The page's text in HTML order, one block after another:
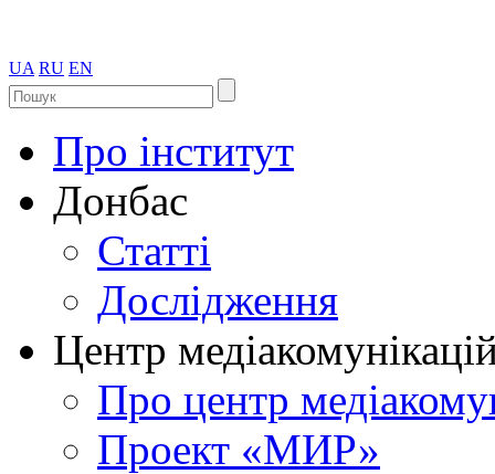
UA RU EN
Про інститут
Донбас
Статті
Дослідження
Центр
Про центр
Проект «МИР»